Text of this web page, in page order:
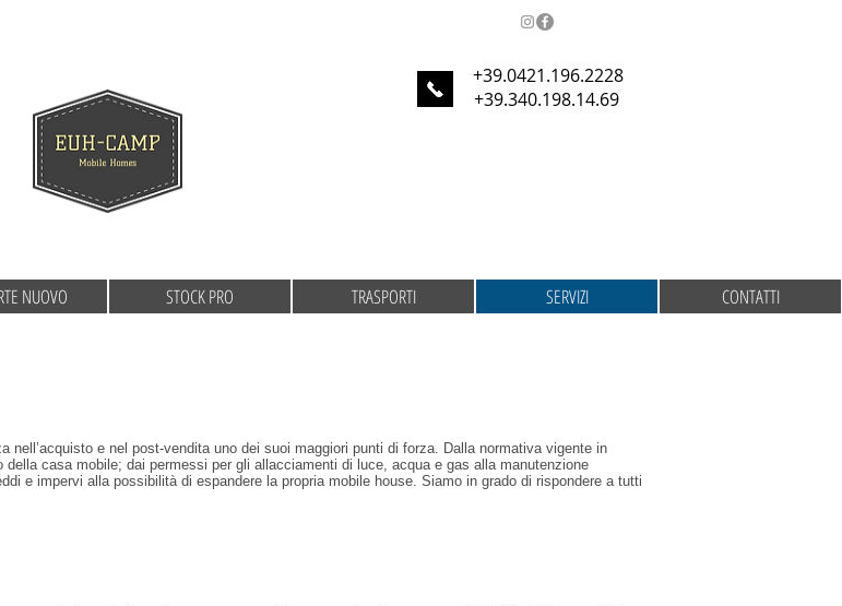
+39.0421.196.2228
+39.340.198.14.69
nell’acquisto e nel post-vendita uno dei suoi maggiori punti di forza. Dalla normativa vigente in
casa mobile; dai permessi per gli allacciamenti di luce, acqua e gas alla manutenzione
e impervi alla possibilità di espandere la propria mobile house. Siamo in grado di rispondere a tutti
NUOVO STOCK PRO TRASPORTI SERVIZI CONTATTI